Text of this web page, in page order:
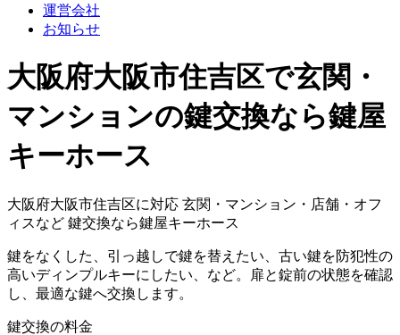
運営会社
お知らせ
大阪府大阪市住吉区で玄関・
マンションの鍵交換なら鍵屋
キーホース
大阪府大阪市住吉区に対応 玄関・マンション・店舗・オフ
ィスなど 鍵交換なら鍵屋キーホース
鍵をなくした、引っ越しで鍵を替えたい、古い鍵を防犯性の
高いディンプルキーにしたい、など。扉と錠前の状態を確認
し、最適な鍵へ交換します。
鍵交換の料金